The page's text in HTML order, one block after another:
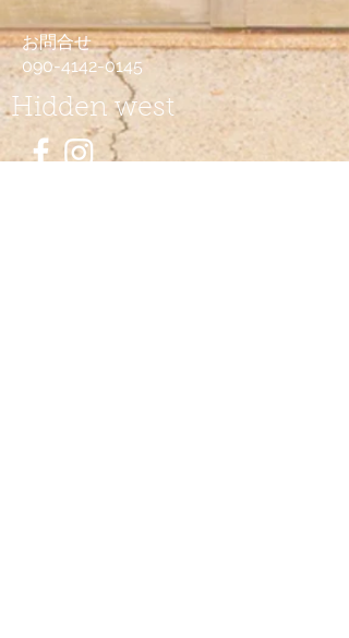
お問合せ
090-4142-0145
Hidden west